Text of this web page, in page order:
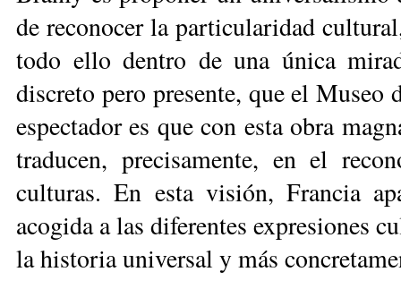
de reconocer la particularidad
todo ello dentro de una única
discreto pero presente, que el
espectador es que con esta obra
traducen, precisamente, en el
culturas. En esta visión, Francia
acogida a las diferentes expresiones
la historia universal y más